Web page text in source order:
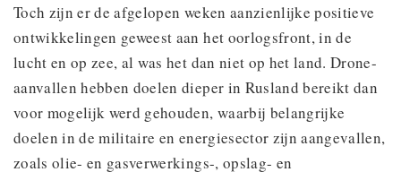
Toch zijn er de afgelopen weken aanzienlijke positieve
ontwikkelingen geweest aan het oorlogsfront, in de
lucht en op zee, al was het dan niet op het land. Drone-
aanvallen hebben doelen dieper in Rusland bereikt dan
voor mogelijk werd gehouden, waarbij belangrijke
doelen in de militaire en energiesector zijn aangevallen,
zoals olie- en gasverwerkings-, opslag- en